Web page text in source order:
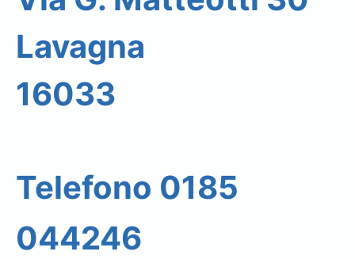
Lavagna
16033
Telefono 0185
044246